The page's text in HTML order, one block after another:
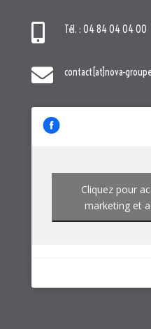
 Tél. : 04 84 04 04 00
 contact[at]nova-
Cliquez pour
marketing et